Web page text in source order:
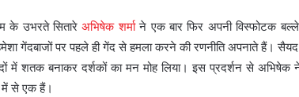
के उभरते सितारेअभिषेक शर्माने एक बार फिर अपनी विस्फोटक
गेंदबाजों पर पहले ही गेंद से हमला करने की रणनीति अपनाते हैं।
में शतक बनाकर दर्शकों का मन मोह लिया। इस प्रदर्शन से
में से एक हैं।